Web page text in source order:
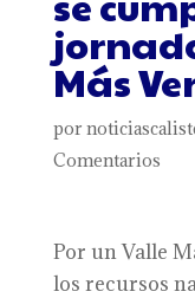
Más
por
Comentarios
Por un Valle
los recursos